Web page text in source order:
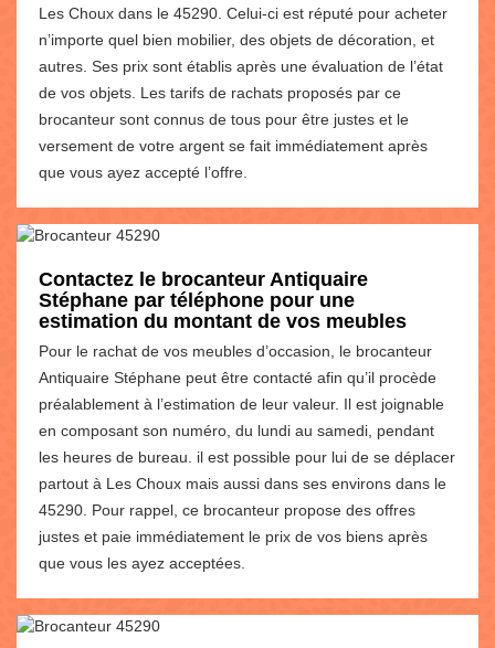
Les Choux dans le 45290. Celui-ci est réputé pour acheter
n’importe quel bien mobilier, des objets de décoration, et
autres. Ses prix sont établis après une évaluation de l’état
de vos objets. Les tarifs de rachats proposés par ce
brocanteur sont connus de tous pour être justes et le
versement de votre argent se fait immédiatement après
que vous ayez accepté l’offre.
Contactez le brocanteur Antiquaire
Stéphane par téléphone pour une
estimation du montant de vos meubles
Pour le rachat de vos meubles d’occasion, le brocanteur
Antiquaire Stéphane peut être contacté afin qu’il procède
préalablement à l’estimation de leur valeur. Il est joignable
en composant son numéro, du lundi au samedi, pendant
les heures de bureau. il est possible pour lui de se déplacer
partout à Les Choux mais aussi dans ses environs dans le
45290. Pour rappel, ce brocanteur propose des offres
justes et paie immédiatement le prix de vos biens après
que vous les ayez acceptées.